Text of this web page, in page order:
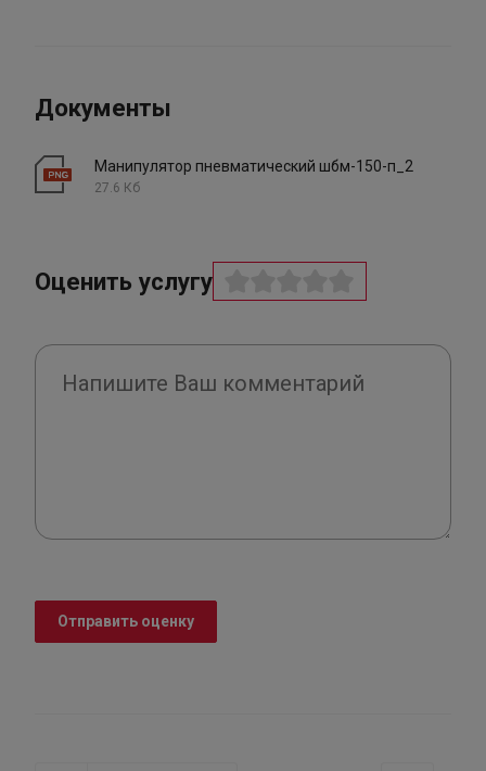
Документы
Манипулятор пневматический шбм-150-п_2
27.6 Кб
Оценить услугу
Отправить оценку